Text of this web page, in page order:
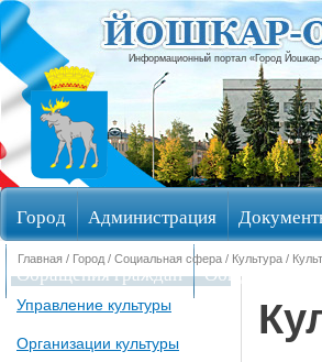
Информационный портал «Город
Город Администрация
Обращения граждан
Главная / Город / Социальная сфера / Культура /
Управление культуры
Организации культуры